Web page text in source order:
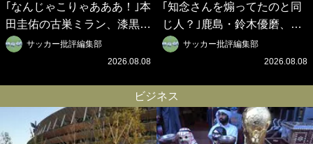
｢なんじゃこりゃあああ！｣本
田圭佑の古巣ミラン、漆黒×
蛍光レッドの超絶クールな新
サードユニに世界が熱狂｢サ
サッカー批評編集部
2026.08.08
｢知念さんを煽ってたのと同
じ人？｣鹿島・鈴木優磨、大
逆転勝利後の“超・優等生イ
ンタビュー”が話題！｢試合中
イケメンやな」
サッカー批評編集部
2026.08.08
ビジネス